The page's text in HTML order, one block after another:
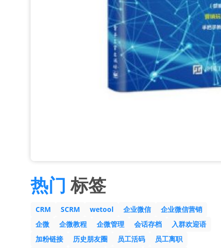
热门 标签
CRM SCRM wetool 企业微信
企业微信营销
企微
企微教程 企微管理 会话存档
入群欢迎语
加粉链接
历史朋友圈 员工活码
员工离职